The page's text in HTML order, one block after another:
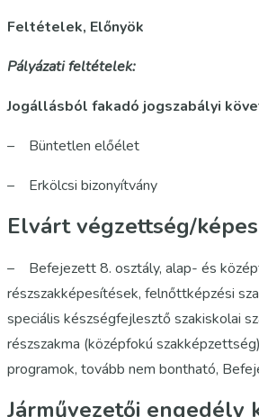
Feltételek, Előnyök
Pályázati feltételek:
Jogállásból fakadó jogszabályi
– Büntetlen előélet
– Erkölcsi bizonyítvány
Elvárt végzettség/
– Befejezett 8. osztály, alap- és
részszakképesítések, felnőttképzési
speciális készségfejlesztő szakiskolai
részszakma (középfokú
programok, tovább nem bontható,
Járművezetői engedély